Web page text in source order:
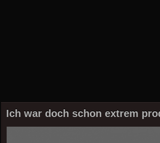
Ich war doch schon extrem